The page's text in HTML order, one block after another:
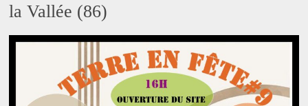
la Vallée (86)